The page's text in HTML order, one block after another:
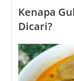
Kenapa
Dicari?